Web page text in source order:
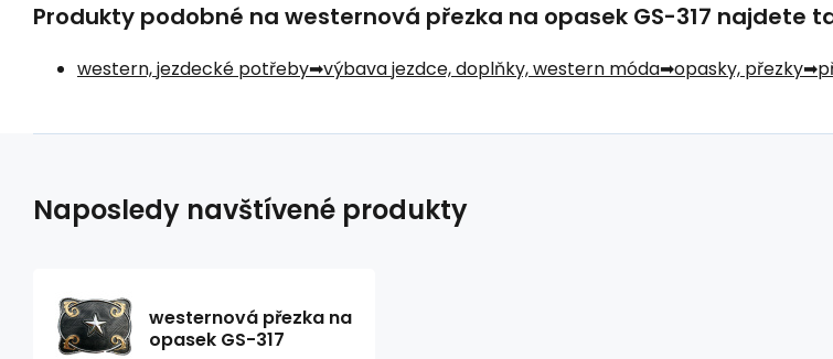
Produkty podobné na westernová přezka na opasek GS-317 najdete
western, jezdecké potřeby výbava jezdce, doplňky, western móda opasky, přezky
Naposledy navštívené produkty
westernová přezka na
opasek GS-317